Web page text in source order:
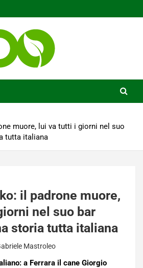
muore, lui va tutti i giorni nel suo
tutta italiana
il padrone muore,
nel suo bar
storia tutta italiana
Mastroleo
a Ferrara il cane Giorgio